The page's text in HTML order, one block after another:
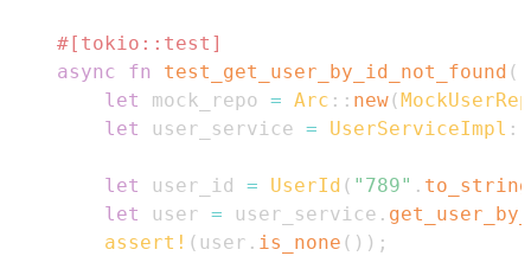
#[tokio::test]
async
fn test_get_user_by_id_not_found (
let
mock_repo = Arc :: new(
let
user_service = UserServiceImpl ::
let user_id = UserId ( "789" . to_string
let
user = user_service .
assert! ( user . is_none ( ) ) ;